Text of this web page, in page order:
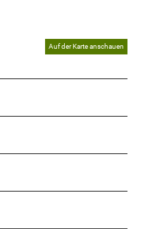
Auf der Karte anschauen